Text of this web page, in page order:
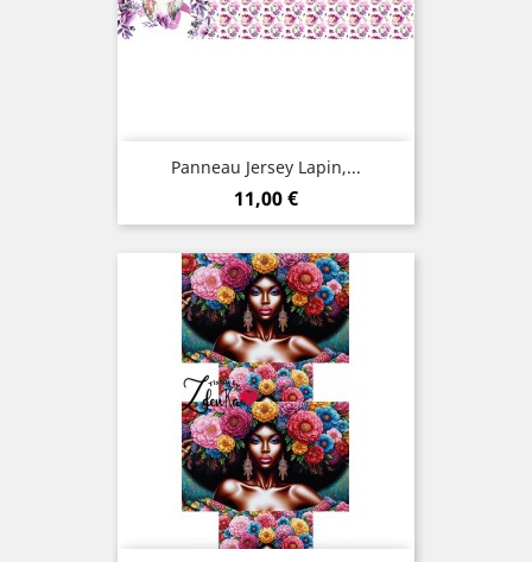
Panneau Jersey Lapin,...
Prix
11,00 €